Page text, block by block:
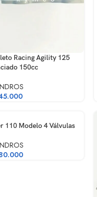
Racing Agility 125
150cc
110 Modelo 4 Válvulas